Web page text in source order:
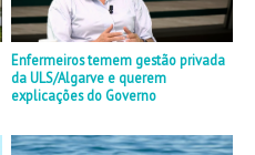
Enfermeiros temem gestão privada
da ULS/Algarve e querem
explicações do Governo